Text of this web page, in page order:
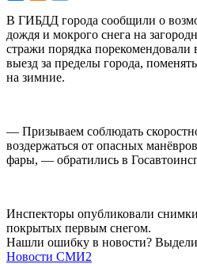
В ГИБДД города сообщили о
дождя и мокрого снега на
стражи порядка
выезд за пределы города,
на зимние.
— Призываем соблюдать
воздержаться от опасных
фары, — обратились в
Инспекторы опубликовали
покрытых первым снегом.
Нашли ошибку в новости?
Новости СМИ2